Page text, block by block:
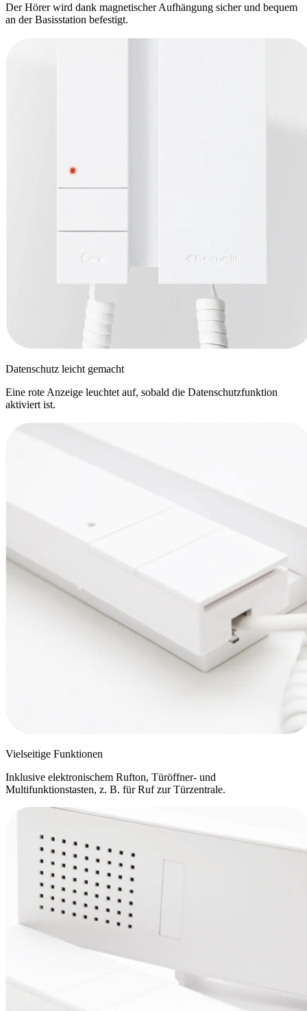
Der Hörer wird dank magnetischer Aufhängung sicher und bequem
an der Basisstation befestigt.
Datenschutz leicht gemacht
Eine rote Anzeige leuchtet auf, sobald die Datenschutzfunktion
aktiviert ist.
Vielseitige Funktionen
Inklusive elektronischem Rufton, Türöffner- und
Multifunktionstasten, z. B. für Ruf zur Türzentrale.